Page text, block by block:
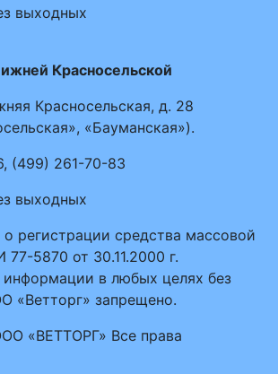
выходных
Красносельской
Красносельская, д. 28
«Бауманская»).
, (499) 261-70-83
выходных
регистрации средства массовой
5870 от 30.11.2000 г.
информации в любых целях без
«Ветторг» запрещено.
«ВЕТТОРГ» Все права